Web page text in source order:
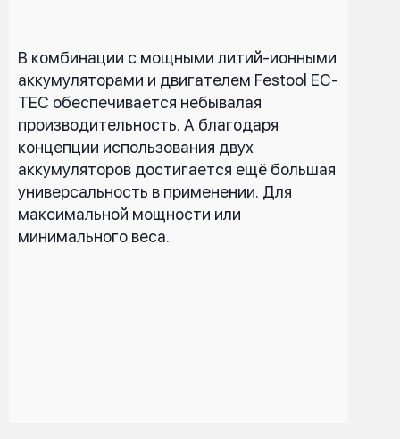
В комбинации с мощными литий-ионными
аккумуляторами и двигателем Festool EC-
TEC обеспечивается небывалая
производительность. А благодаря
концепции использования двух
аккумуляторов достигается ещё большая
универсальность в применении. Для
максимальной мощности или
минимального веса.